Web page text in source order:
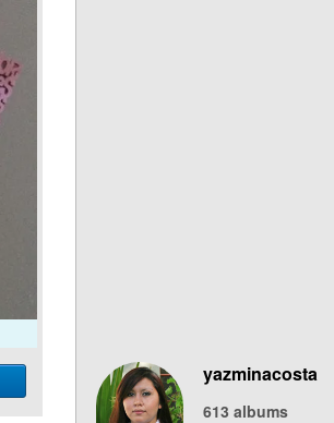
yazminacosta
613 albums